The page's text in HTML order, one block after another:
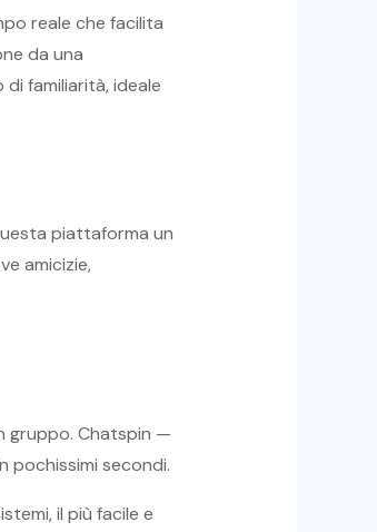
reale che facilita
da una
familiarità, ideale
piattaforma un
amicizie,
gruppo. Chatspin —
pochissimi secondi.
il più facile e